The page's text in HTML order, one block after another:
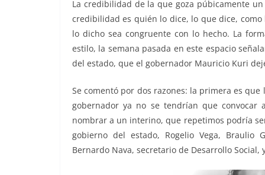
o
k
p k
La credibilidad de la que goza púbicamente
credibilidad es quién lo dice, lo que dice,
lo dicho sea congruente con lo hecho. La
estilo, la semana pasada en este espacio
del estado, que el gobernador Mauricio Kuri
Se comentó por dos razones: la primera es
gobernador ya no se tendrían que convocar
nombrar a un interino, que repetimos podría
gobierno del estado, Rogelio Vega, Braulio
Bernardo Nava, secretario de Desarrollo